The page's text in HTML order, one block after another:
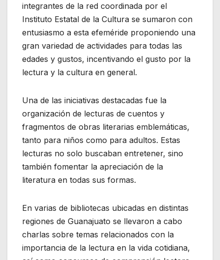
integrantes de la red coordinada por el
Instituto Estatal de la Cultura se sumaron con
entusiasmo a esta efeméride proponiendo una
gran variedad de actividades para todas las
edades y gustos, incentivando el gusto por la
lectura y la cultura en general.
Una de las iniciativas destacadas fue la
organización de lecturas de cuentos y
fragmentos de obras literarias emblemáticas,
tanto para niños como para adultos. Estas
lecturas no solo buscaban entretener, sino
también fomentar la apreciación de la
literatura en todas sus formas.
En varias de bibliotecas ubicadas en distintas
regiones de Guanajuato se llevaron a cabo
charlas sobre temas relacionados con la
importancia de la lectura en la vida cotidiana,